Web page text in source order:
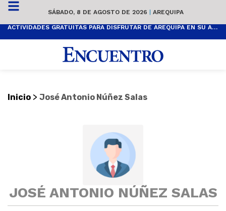
SÁBADO, 8 DE AGOSTO DE 2026 | AREQUIPA
ACTIVIDADES GRATUITAS PARA DISFRUTAR DE AREQUIPA EN SU ANIVERSARIO
Inicio > José Antonio Núñez Salas
JOSÉ ANTONIO NÚÑEZ SALAS